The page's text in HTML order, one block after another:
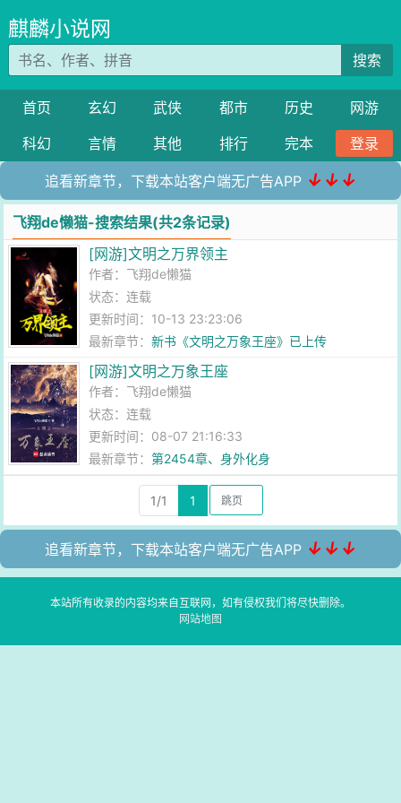
麒麟小说网
搜索
首页 玄幻 武侠 都市 历史
网游
科幻
言情 其他 排行 完本 登录
追看新章节，下载本站客户端无广告APP ↓↓↓
飞翔de懒猫-搜索结果(共2条记录)
[网游]文明之万界领主
作者： 飞翔de懒猫
状态：连载
更新时间：10-13 23:23:06
最新章节：新书《文明之万象王座》已上传
[网游]文明之万象王座
作者： 飞翔de懒猫
状态：连载
更新时间：08-07 21:16:33
最新章节：第2454章、身外化身
1/1 1
追看新章节，下载本站客户端无广告APP ↓↓↓
本站所有收录的内容均来自互联网，如有侵权我们将尽快删除。
网站地图